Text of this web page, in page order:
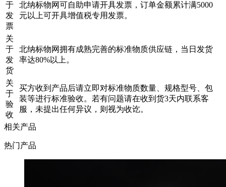
于
发
票
北纳标物网可自助申请开具发票，订单金额累计满5000
元以上可开具增值税专用发票。
关
于
发
货
北纳标物网拥有成熟完善的标准物质供应链，当日发货
率达80%以上。
关
于
验
收
买方收到产品后请立即对标准物质数量、规格型号、包
装等进行标准验收。若有问题请在收到货3天内联系客
服，未提出任何异议，则视为收讫。
相关产品
热门产品